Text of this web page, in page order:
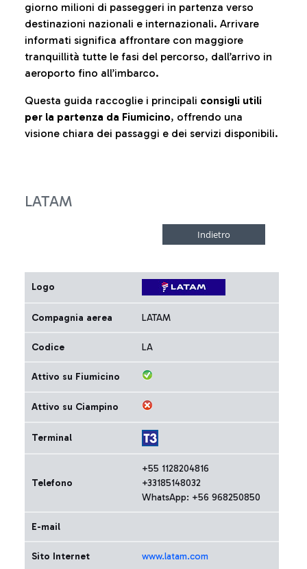
giorno milioni di passeggeri in partenza verso
destinazioni nazionali e internazionali. Arrivare
informati significa affrontare con maggiore
tranquillità tutte le fasi del percorso, dall’arrivo in
aeroporto fino all’imbarco.
Questa guida raccoglie i principali consigli utili
per la partenza da Fiumicino, offrendo una
visione chiara dei passaggi e dei servizi disponibili.
LATAM
Logo
Compagnia aerea LATAM
Codice LA
Attivo su Fiumicino
Attivo su Ciampino
Terminal
Telefono
+55 1128204816
+33185148032
WhatsApp: +56 968250850
E-mail
Sito Internet www.latam.com